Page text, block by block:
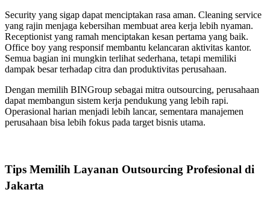
Security yang sigap dapat menciptakan rasa aman. Cleaning service
yang rajin menjaga kebersihan membuat area kerja lebih nyaman.
Receptionist yang ramah menciptakan kesan pertama yang baik.
Office boy yang responsif membantu kelancaran aktivitas kantor.
Semua bagian ini mungkin terlihat sederhana, tetapi memiliki
dampak besar terhadap citra dan produktivitas perusahaan.
Dengan memilih BINGroup sebagai mitra outsourcing, perusahaan
dapat membangun sistem kerja pendukung yang lebih rapi.
Operasional harian menjadi lebih lancar, sementara manajemen
perusahaan bisa lebih fokus pada target bisnis utama.
Tips Memilih Layanan Outsourcing Profesional di
Jakarta